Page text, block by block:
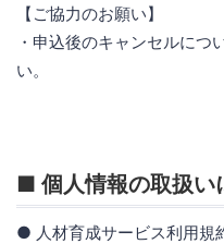
【ご協力のお願い】
・申込後のキャンセルにつ
い。
■ 個人情報の取扱い
● 人材育成サービス利用規